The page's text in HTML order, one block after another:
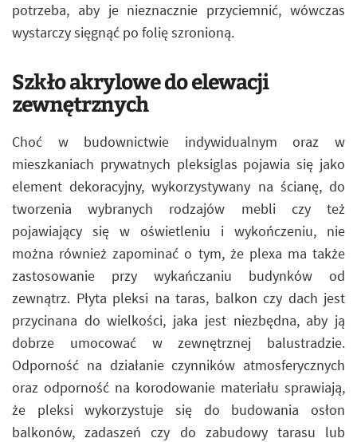
potrzeba, aby je nieznacznie przyciemnić, wówczas
wystarczy sięgnąć po folię szronioną.
Szkło akrylowe do elewacji
zewnętrznych
Choć w budownictwie indywidualnym oraz w
mieszkaniach prywatnych pleksiglas pojawia się jako
element dekoracyjny, wykorzystywany na ścianę, do
tworzenia wybranych rodzajów mebli czy też
pojawiający się w oświetleniu i wykończeniu, nie
można również zapominać o tym, że plexa ma także
zastosowanie przy wykańczaniu budynków od
zewnątrz. Płyta pleksi na taras, balkon czy dach jest
przycinana do wielkości, jaka jest niezbędna, aby ją
dobrze umocować w zewnętrznej balustradzie.
Odporność na działanie czynników atmosferycznych
oraz odporność na korodowanie materiału sprawiają,
że pleksi wykorzystuje się do budowania osłon
balkonów, zadaszeń czy do zabudowy tarasu lub